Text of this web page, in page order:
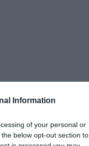
Information
of your personal or
below opt-out section to